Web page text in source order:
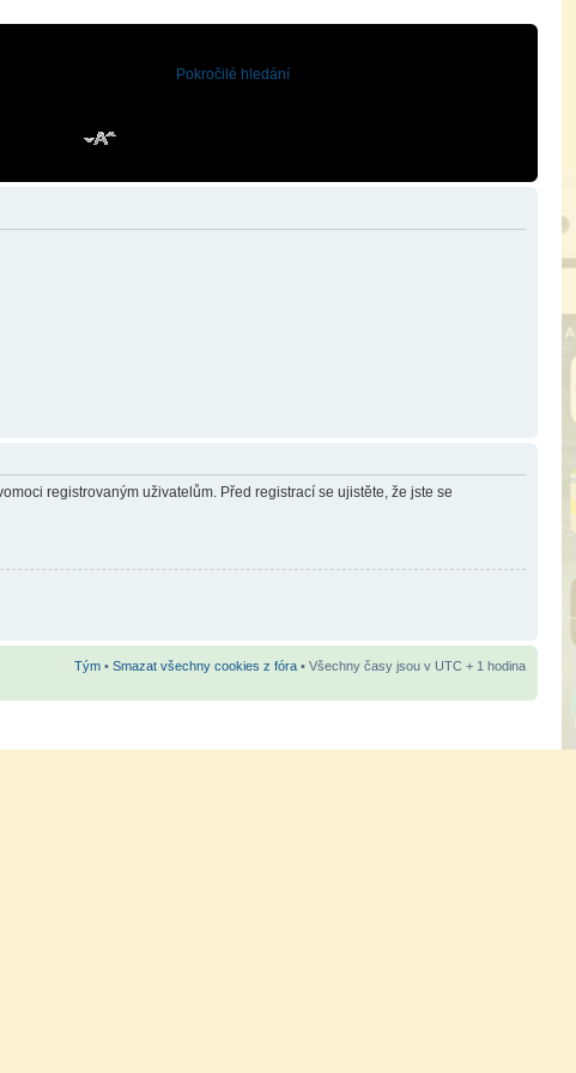
Pokročilé hledání
registrovaným uživatelům. Před registrací se ujistěte, že jste se
Tým • Smazat všechny cookies z fóra • Všechny časy jsou v UTC + 1 hodina